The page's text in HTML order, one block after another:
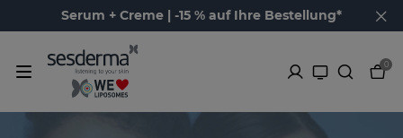
Serum + Creme | -15 % auf Ihre Bestellung*
0